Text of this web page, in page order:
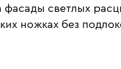
светлых
ножках без